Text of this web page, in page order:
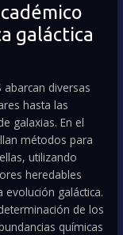
galáctica
abarcan diversas
hasta las
galaxias. En el
métodos para
utilizando
heredables
galáctica.
de los
químicas